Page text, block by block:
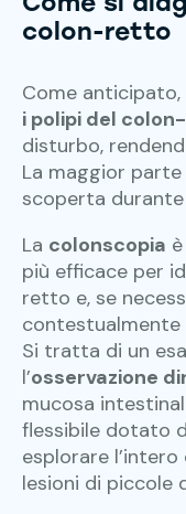
colon-retto
Come
i polipi del
disturbo,
La maggior
scoperta
La colonscopia
più efficace per
retto e, se
contestualmente
Si tratta di un
l’osservazione
mucosa
flessibile dotato
esplorare
lesioni di piccole